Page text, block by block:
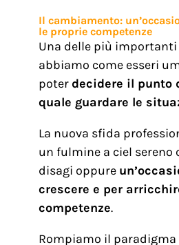
Il cambiamento:
le proprie competenze
Una delle più
abbiamo come esseri
poter decidere il punto
quale guardare le
La nuova sfida
un fulmine a ciel sereno
disagi oppure
crescere e per
competenze.
Rompiamo il paradigma